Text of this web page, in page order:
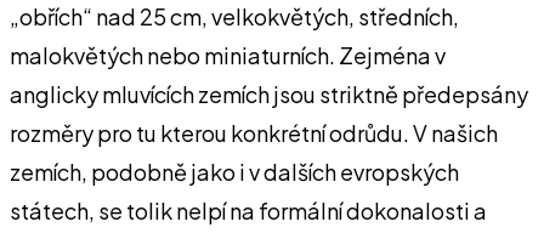
„obřích“ nad 25 cm, velkokvětých, středních,
malokvětých nebo miniaturních. Zejména v
anglicky mluvících zemích jsou striktně předepsány
rozměry pro tu kterou konkrétní odrůdu. V našich
zemích, podobně jako i v dalších evropských
státech, se tolik nelpí na formální dokonalosti a